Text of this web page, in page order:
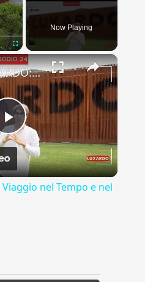
Fullscreen
Now Playing
×
Play
Video
MUSEO LUXARDO: Un Viaggio nel Tempo e nel Gusto
Viaggio nel Tempo e nel